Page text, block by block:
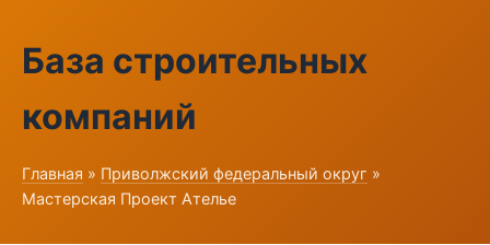
База строительных
компаний
Главная » Приволжский федеральный округ »
Мастерская Проект Ателье